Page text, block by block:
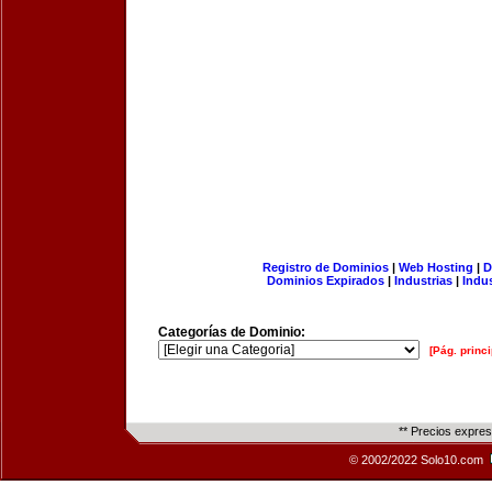
Registro de Dominios| Web Hosting |
Dominios Expirados | Industrias |
Categorías de Dominio:
[Pág.
** Precios
© 2002/2022 Solo10.com